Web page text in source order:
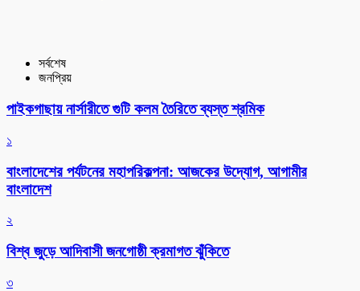
সর্বশেষ
জনপ্রিয়
পাইকগাছায় নার্সারীতে গুটি কলম তৈরিতে ব্যস্ত শ্রমিক
১
বাংলাদেশের পর্যটনের মহাপরিকল্পনা: আজকের উদ্যোগ, আগামীর
বাংলাদেশ
২
বিশ্ব জুড়ে আদিবাসী জনগোষ্ঠী ক্রমাগত ঝুঁকিতে
৩